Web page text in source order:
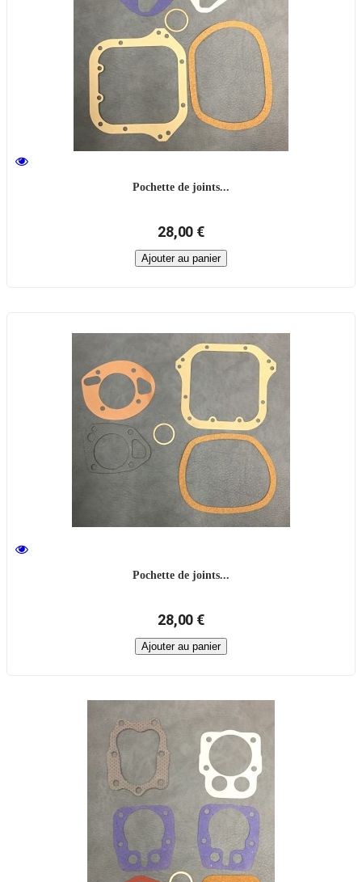
Pochette de joints...
28,00 €
Ajouter au panier
Pochette de joints...
28,00 €
Ajouter au panier